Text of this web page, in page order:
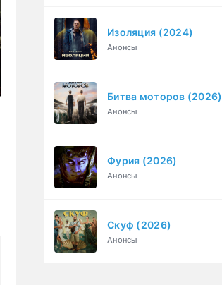
Изоляция (2024)
Анонсы
Битва моторов (2026)
Анонсы
Фурия (2026)
Анонсы
Скуф (2026)
Анонсы